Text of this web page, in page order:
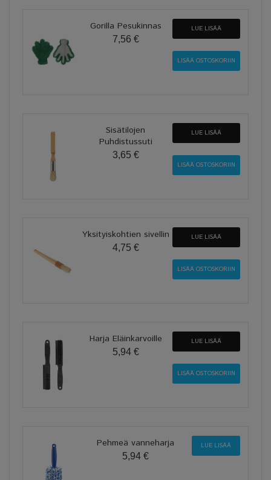
Gorilla Pesukinnas
7,56 €
LUE LISÄÄ
Sisätilojen
Puhdistussuti
3,65 €
LUE LISÄÄ
Yksityiskohtien sivellin
4,75 €
LUE LISÄÄ
Harja Eläinkarvoille
5,94 €
LUE LISÄÄ
Pehmeä vanneharja
5,94 €
LUE LISÄÄ